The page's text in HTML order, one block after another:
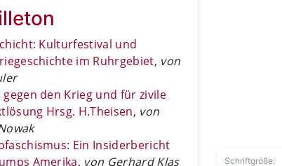
Kulturfestival und
im Ruhrgebiet, von
gegen den Krieg und für zivile
Hrsg. H.Theisen, von
Ein Insiderbericht
Amerika, von Gerhard Klas
Schriftgröße: